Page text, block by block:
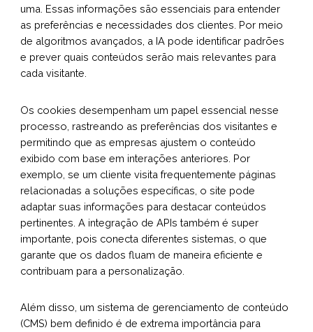
uma. Essas informações são essenciais para entender
as preferências e necessidades dos clientes. Por meio
de algoritmos avançados, a IA pode identificar padrões
e prever quais conteúdos serão mais relevantes para
cada visitante.
Os cookies desempenham um papel essencial nesse
processo, rastreando as preferências dos visitantes e
permitindo que as empresas ajustem o conteúdo
exibido com base em interações anteriores. Por
exemplo, se um cliente visita frequentemente páginas
relacionadas a soluções específicas, o site pode
adaptar suas informações para destacar conteúdos
pertinentes. A integração de APIs também é super
importante, pois conecta diferentes sistemas, o que
garante que os dados fluam de maneira eficiente e
contribuam para a personalização.
Além disso, um sistema de gerenciamento de conteúdo
(CMS) bem definido é de extrema importância para